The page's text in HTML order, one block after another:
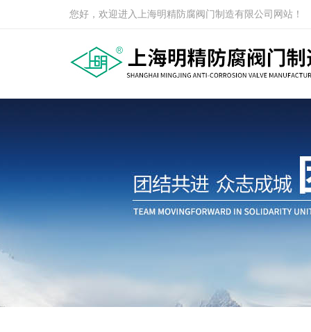
您好，欢迎进入上海明精防腐阀门制造有限公司网站！